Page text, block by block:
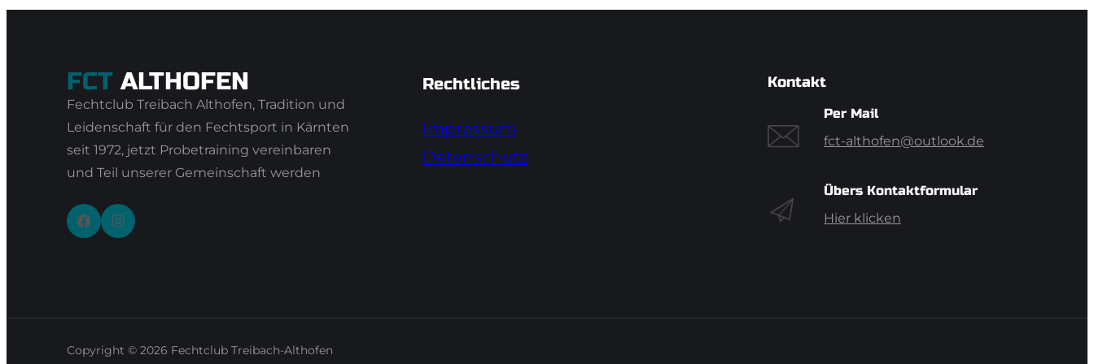
FCT ALTHOFEN
Fechtclub Treibach Althofen, Tradition und
Leidenschaft für den Fechtsport in Kärnten
seit 1972, jetzt Probetraining vereinbaren
und Teil unserer Gemeinschaft werden
Facebook Instagram
Rechtliches
Impressum
Datenschutz
Kontakt
Per Mail
fct-althofen@outlook.de
Übers Kontaktformular
Hier klicken
Copyright © 2026 Fechtclub Treibach-Althofen